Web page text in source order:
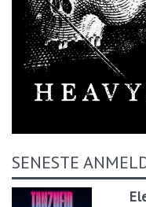
SENESTE